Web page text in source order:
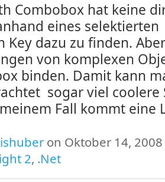
Combobox hat keine
eines selektierten
Key dazu zu finden.
von komplexen
binden. Damit kann
sogar viel coolere
Fall kommt eine
on Oktober 14,
2, .Net